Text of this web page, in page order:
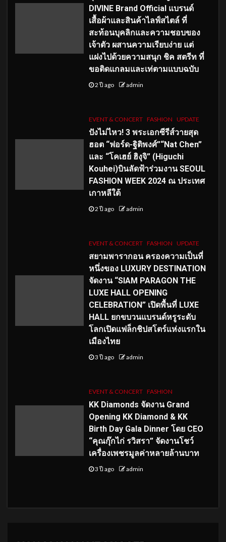
DIVINE Brand Official แบรนด์
เสื้อผ้าและสินค้าไลฟ์สไตล์ ที่
สะท้อนบุคลิกและความชอบของ
เจ้าตัว ผสานความเรียบง่าย แต่
แฝงไปด้วยความสนุก ชิค สตรีท ที่
ขอติดแกลมและเท่ตามแบบฉบับ
2 ปี ago admin
EVENT & CONCERT FASHION UPDATE
ปังไม่ไหว! 3 พระเอกซีรีส์วายสุด
ฮอต “ฟอร์ด-ฐิติพงศ์”“Nat Chen”
และ “โคเฮย์ ฮิงุจิ” (Higuchi
Kouhei)บินลัดฟ้าร่วมงาน SEOUL
FASHION WEEK 2024 ณ ประเทศ
เกาหลีใต้
2 ปี ago admin
EVENT & CONCERT FASHION UPDATE
สยามพารากอน ครองความเป็นที่
หนึ่งของ LUXURY DESTINATION
จัดงาน “SIAM PARAGON THE
LUXE HALL OPENING
CELEBRATION” เปิดพื้นที่ LUXE
HALL ยกขบวนแบรนด์หรูระดับ
โลกเปิดแฟล็กชิปสโตร์แห่งแรกใน
เมืองไทย
3 ปี ago admin
EVENT & CONCERT FASHION
KK Diamonds จัดงาน Grand
Opening KK Diamond & KK
Birth Day Gala Dinner โดย CEO
“คุณกุ๊กไก่ รวิสรา” จัดงานโชว์
เครื่องเพชรมูลค่าหลายล้านบาท
3 ปี ago admin